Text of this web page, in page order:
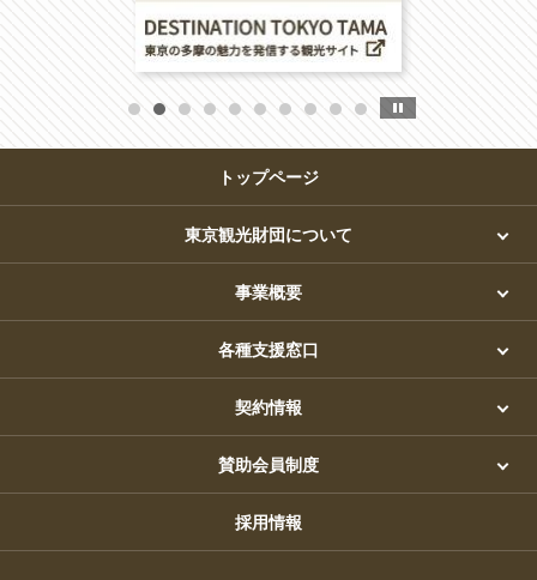
トップページ
東京観光財団について
事業概要
各種支援窓口
契約情報
賛助会員制度
採用情報